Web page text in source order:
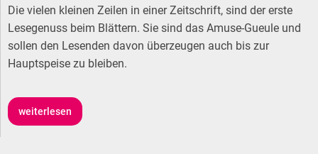
Die vielen kleinen Zeilen in einer Zeitschrift, sind der erste
Lesegenuss beim Blättern. Sie sind das Amuse-Gueule und
sollen den Lesenden davon überzeugen auch bis zur
Hauptspeise zu bleiben.
weiterlesen